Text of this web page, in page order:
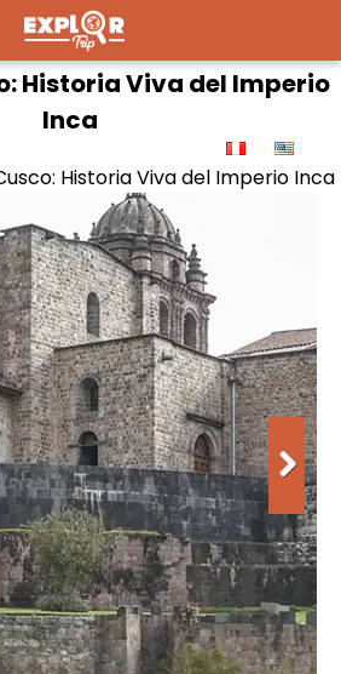
Historia Viva del Imperio
Inca
Historia Viva del Imperio Inca